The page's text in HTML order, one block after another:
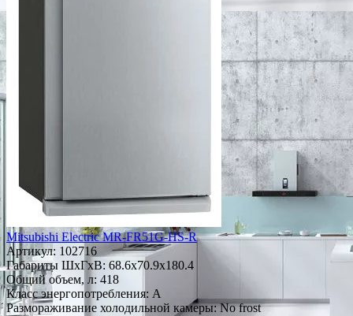
Mitsubishi Electric MR-FR51G-HS-R
Артикул: 102716
Габариты ШxГxВ: 68.6x70.9x180.4
Общий объем, л: 418
Класс энергопотребления: A
Размораживание холодильной камеры: No frost